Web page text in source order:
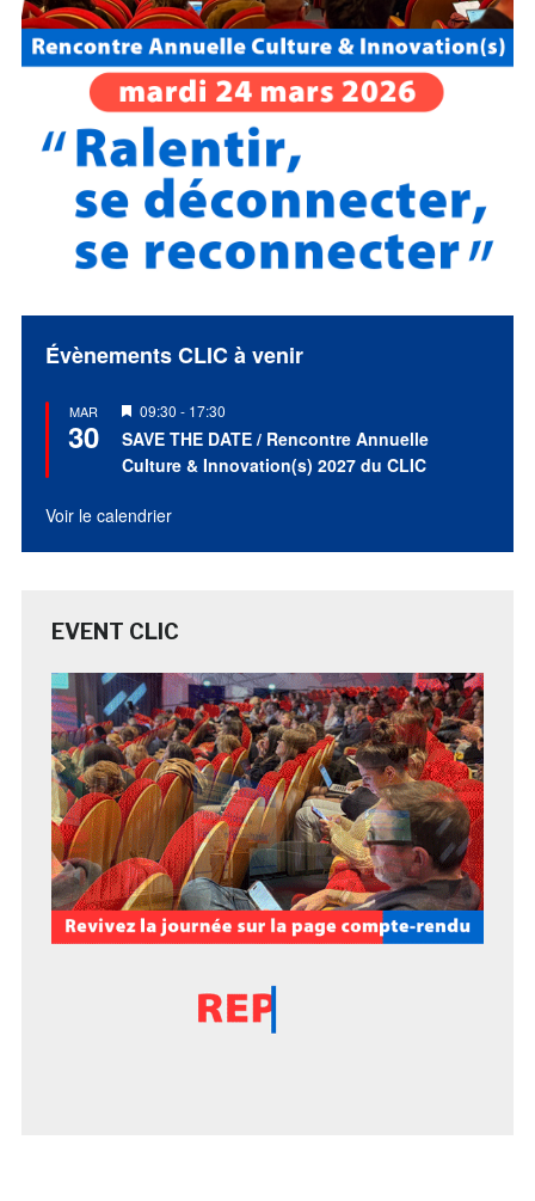
Évènements CLIC à venir
MAR
30
Mis
en
avant
09:30 - 17:30
SAVE THE DATE / Rencontre Annuelle
Culture & Innovation(s) 2027 du CLIC
Voir le calendrier
EVENT CLIC